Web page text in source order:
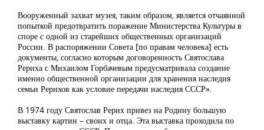
Вооруженный захват музея, таким образом, является отчаянной
попыткой предотвратить поражение Министерства Культуры в
споре с одной из старейших общественных организаций
России. В распоряжении Совета [по правам человека] есть
документы, согласно которым договоренность Святослава
Рериха с Михаилом Горбачевым предусматривала создание
именно общественной организации для хранения наследия
семьи Рерихов как условие передачи наследия СССР».
В 1974 году Святослав Рерих привез на Родину большую
выставку картин – своих и отца. Эта выставка проходила по